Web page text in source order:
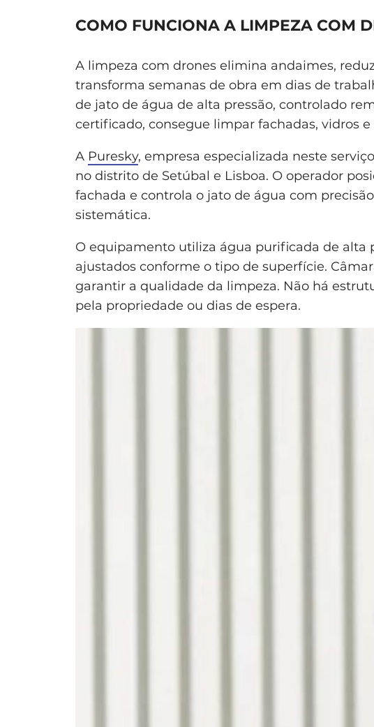
COMO FUNCIONA A LIMPEZA COM
A limpeza com drones elimina andaimes,
transforma semanas de obra em dias de
de jato de água de alta pressão, controlado
certificado, consegue limpar fachadas, vidros e
A Puresky, empresa especializada neste
no distrito de Setúbal e Lisboa. O operador
fachada e controla o jato de água com
sistemática.
O equipamento utiliza água purificada de alta
ajustados conforme o tipo de superfície.
garantir a qualidade da limpeza. Não há
pela propriedade ou dias de espera.